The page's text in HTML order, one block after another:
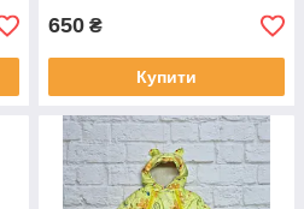
650 ₴
Купити